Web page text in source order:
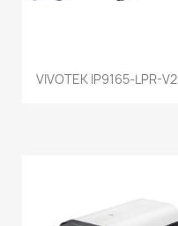
VIVOTEK IP9165-LPR-V2